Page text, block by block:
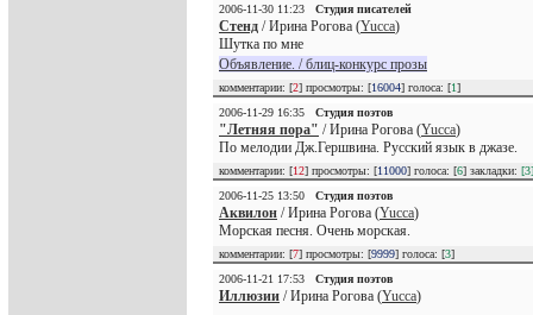
2006-11-30 11:23
Студия писателей
Стенд / Ирина Рогова (Yucca)
Шутка по мне
Объявление. / блиц-конкурс прозы
комментарии: [2] просмотры: [16004] голоса: [1]
2006-11-29 16:35
Студия поэтов
"Летняя пора" / Ирина Рогова (Yucca)
По мелодии Дж.Гершвина. Русский язык в джазе.
комментарии: [12] просмотры: [11000] голоса: [6] закладки: [3]
2006-11-25 13:50
Студия поэтов
Аквилон / Ирина Рогова (Yucca)
Морская песня. Очень морская.
комментарии: [7] просмотры: [9999] голоса: [3]
2006-11-21 17:53
Студия поэтов
Иллюзии / Ирина Рогова (Yucca)